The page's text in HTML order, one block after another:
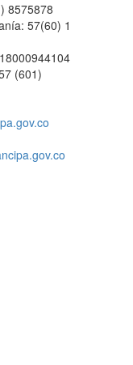
8575878
57(60) 1
(601)